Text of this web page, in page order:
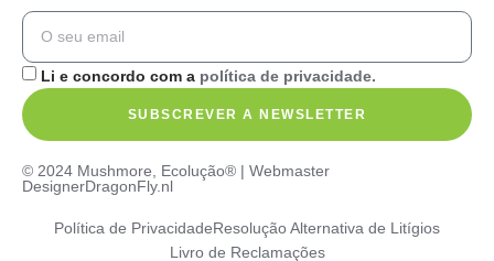
Li e concordo com a política de privacidade.
SUBSCREVER A NEWSLETTER
© 2024 Mushmore, Ecolução® | Webmaster
DesignerDragonFly.nl
Política de PrivacidadeResolução Alternativa de Litígios
Livro de Reclamações